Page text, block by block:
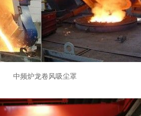
中频炉龙卷风吸尘罩